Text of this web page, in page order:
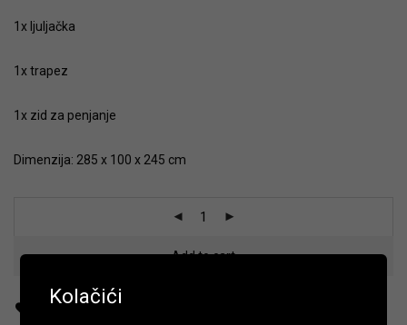
1x ljuljačka
1x trapez
1x zid za penjanje
Dimenzija: 285 x 100 x 245 cm
Add to cart
Kolačići